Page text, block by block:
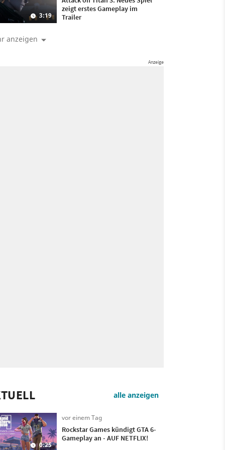
3:19
zeigt erstes Gameplay im
Trailer
anzeigen
alle anzeigen
0:25
vor einem Tag
Rockstar Games kündigt GTA 6-
Gameplay an - AUF NETFLIX!